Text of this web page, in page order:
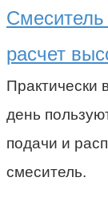
Смеситель
расчет
Практически
день
подачи и
смеситель.